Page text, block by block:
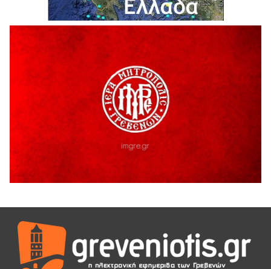
Θερινό Σινεμά στο πλαίσιο του «Πολιτιστικού
Καλοκαιριού 2026» με την βραβευμένη ταινία «Μικρές
Ανάσες».
5 Αυγούστου 2026
Γρεβενά: Συνελήφθη 18χρονος αλλοδαπός, για κλοπή
εξοπλισμού γυμναστηρίου
ΑΗ ΛΑΟΣ | 5 Αυγούστου | Υπαίθριο Θέατρο “Καστράκι”,
41η Γιορτή Κρασιού στο Τρίκωμο – «Γιορτή Παράδοσης»
5 Αυγούστου 2026
ΕΥΧΑΡΙΣΤΙΕΣ Φυσιολατρικού Συλλόγου Γρεβενών
4 Αυγούστου 2026